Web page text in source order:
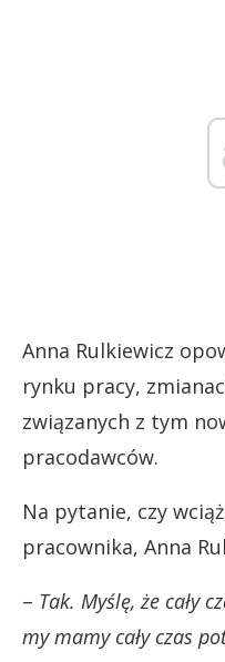
Anna Rulkiewicz
rynku pracy,
związanych z tym
pracodawców.
Na pytanie, czy
pracownika, Anna
– Tak. Myślę, że cały
my mamy cały czas